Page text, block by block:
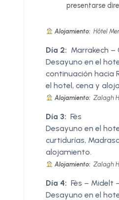
presentarse
Alojamiento: Hôtel
Día 2: Marrakech –
Desayuno en el
continuación hacia
el hotel, cena y
Alojamiento: Zalagh
Día 3: Fès
Desayuno en el
curtidurías,
alojamiento.
Alojamiento: Zalagh
Día 4: Fès – Midelt
Desayuno en el